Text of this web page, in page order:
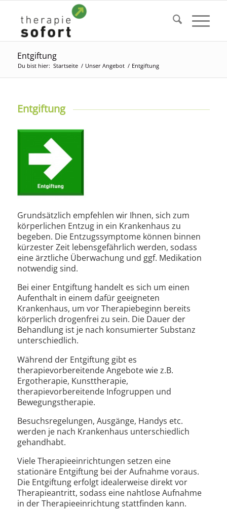
Entgiftung
Du bist hier: Startseite / Unser Angebot / Entgiftung
Entgiftung
Grundsätzlich empfehlen wir Ihnen, sich zum
körperlichen Entzug in ein Krankenhaus zu
begeben. Die Entzugssymptome können binnen
kürzester Zeit lebensgefährlich werden, sodass
eine ärztliche Überwachung und ggf. Medikation
notwendig sind.
Bei einer Entgiftung handelt es sich um einen
Aufenthalt in einem dafür geeigneten
Krankenhaus, um vor Therapiebeginn bereits
körperlich drogenfrei zu sein. Die Dauer der
Behandlung ist je nach konsumierter Substanz
unterschiedlich.
Während der Entgiftung gibt es
therapievorbereitende Angebote wie z.B.
Ergotherapie, Kunsttherapie,
therapievorbereitende Infogruppen und
Bewegungstherapie.
Besuchsregelungen, Ausgänge, Handys etc.
werden je nach Krankenhaus unterschiedlich
gehandhabt.
Viele Therapieeinrichtungen setzen eine
stationäre Entgiftung bei der Aufnahme voraus.
Die Entgiftung erfolgt idealerweise direkt vor
Therapieantritt, sodass eine nahtlose Aufnahme
in der Therapieeinrichtung stattfinden kann.